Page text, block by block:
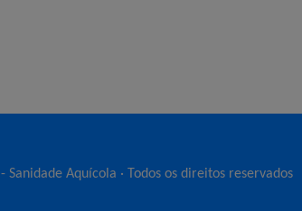
Sanidade Aquícola · Todos os direitos reservados